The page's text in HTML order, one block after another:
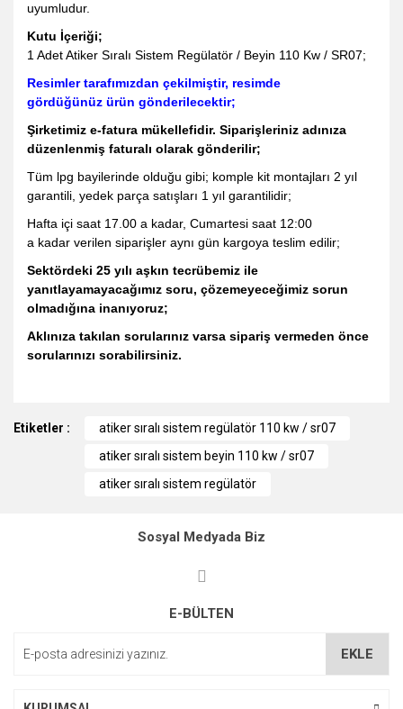
uyumludur.
Kutu İçeriği;
1 Adet Atiker Sıralı Sistem Regülatör / Beyin 110 Kw / SR07;
Resimler tarafımızdan çekilmiştir, resimde
gördüğünüz ürün gönderilecektir;
Şirketimiz e-fatura mükellefidir. Siparişleriniz adınıza
düzenlenmiş faturalı olarak gönderilir;
Tüm lpg bayilerinde olduğu gibi; komple kit montajları 2 yıl
garantili, yedek parça satışları 1 yıl garantilidir;
Hafta içi saat 17.00 a kadar, Cumartesi saat 12:00
a kadar verilen siparişler aynı gün kargoya teslim edilir;
Sektördeki 25 yılı aşkın tecrübemiz ile
yanıtlayamayacağımız soru, çözemeyeceğimiz sorun
olmadığına inanıyoruz;
Aklınıza takılan sorularınız varsa sipariş vermeden önce
sorularınızı sorabilirsiniz.
konularda yetersiz gördüğünüz noktaları öneri formunu
Görüş ve önerileriniz için teşekkür ederiz.
Ürün açıklamasında eksik bilgiler bulunuyor.
Bu ürüne benzer farklı alternatifler olmalı.
Etiketler :
atiker sıralı sistem regülatör 110 kw / sr07
atiker sıralı sistem beyin 110 kw / sr07
atiker sıralı sistem regülatör
Sosyal Medyada Biz
E-BÜLTEN
EKLE